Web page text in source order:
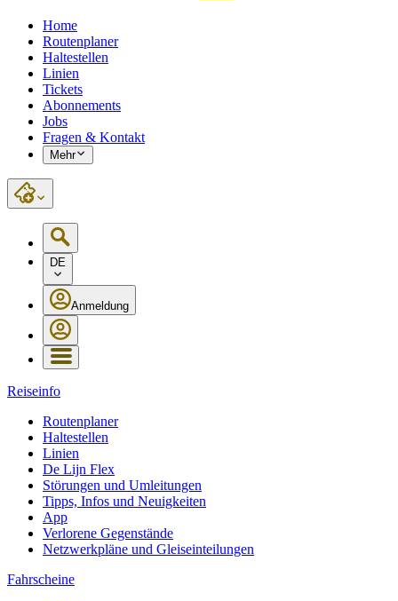
Home
Routenplaner
Haltestellen
Linien
Tickets
Abonnements
Jobs
Fragen & Kontakt
Mehr
DE
Anmeldung
Reiseinfo
Routenplaner
Haltestellen
Linien
De Lijn Flex
Störungen und Umleitungen
Tipps, Infos und Neuigkeiten
App
Verlorene Gegenstände
Netzwerkpläne und Gleiseinteilungen
Fahrscheine